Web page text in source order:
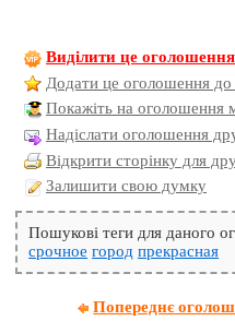
Виділити це оголошення
Додати це оголошення до
Покажіть на оголошення
Надіслати оголошення
Відкрити сторінку для
Залишити свою думку
Пошукові теги для даного
срочное город прекрасная
Попереднє